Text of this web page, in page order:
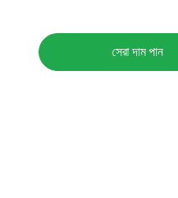
সেরা দাম পান